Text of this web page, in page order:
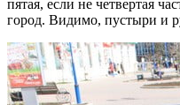
пятая, если не четвертая
город. Видимо, пустыри и